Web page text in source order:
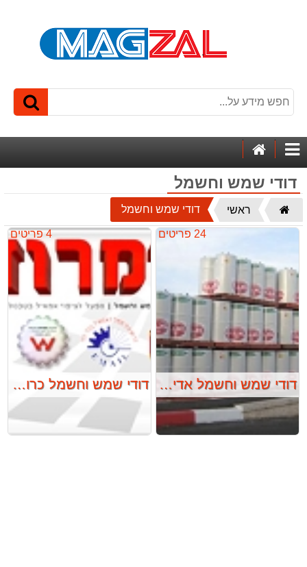
קטגוריותהבית
דודי שמש וחשמל
דף
הבית
ראשי דודי שמש וחשמל
דודי שמש וחשמל אדיאל
24 פריטים
דודי שמש וחשמל כרומגן
4 פריטים